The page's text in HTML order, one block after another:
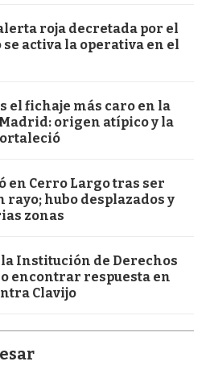
roja decretada por el
activa la operativa en el
el fichaje más caro en la
origen atípico y la
en Cerro Largo tras ser
rayo; hubo desplazados y
zonas
Institución de Derechos
encontrar respuesta en
Clavijo